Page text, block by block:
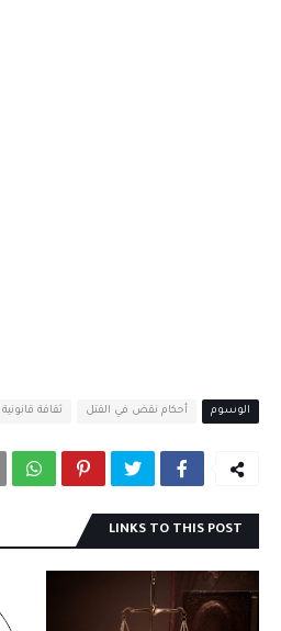
الوسوم أحكام نقض في القتل ثقافة قانونية
LINKS TO THIS POST